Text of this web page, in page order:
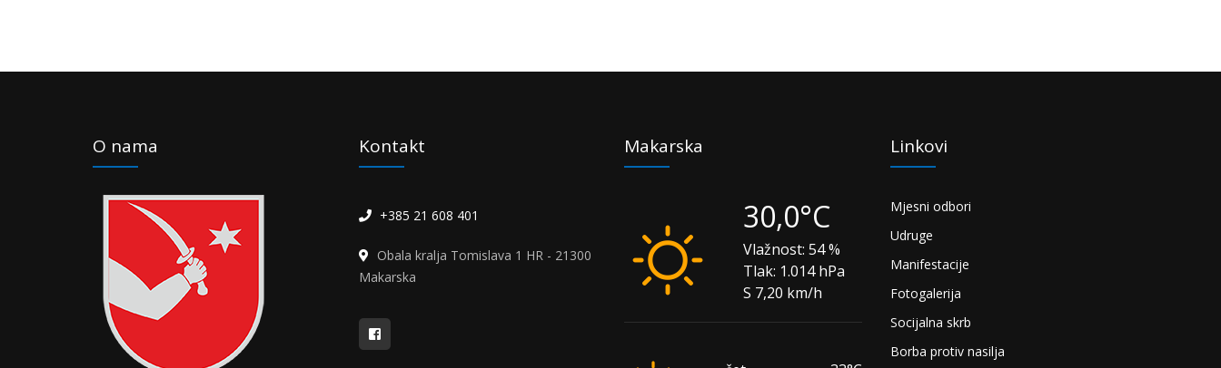
O nama Kontakt
+385 21 608 401
Obala kralja Tomislava 1 HR - 21300
Makarska
Makarska
30,0°C
Vlažnost: 54 %
Tlak: 1.014 hPa
S 7,20 km/h
Linkovi
Mjesni odbori
Udruge
Manifestacije
Fotogalerija
Socijalna skrb
Borba protiv nasilja